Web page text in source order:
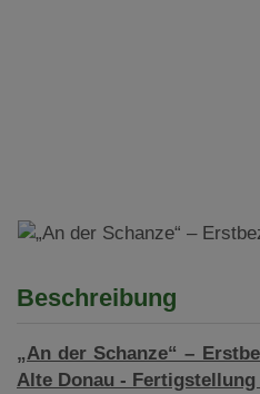
Beschreibung
„An der Schanze“ –
Alte Donau - Fertigstellung